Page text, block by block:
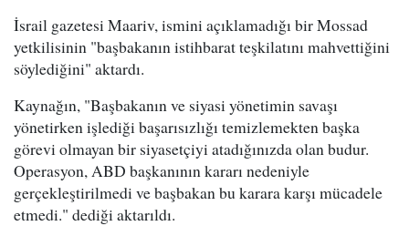
İsrail gazetesi Maariv, ismini açıklamadığı bir Mossad
yetkilisinin "başbakanın istihbarat teşkilatını mahvettiğini
söylediğini" aktardı.
Kaynağın, "Başbakanın ve siyasi yönetimin savaşı
yönetirken işlediği başarısızlığı temizlemekten başka
görevi olmayan bir siyasetçiyi atadığınızda olan budur.
Operasyon, ABD başkanının kararı nedeniyle
gerçekleştirilmedi ve başbakan bu karara karşı mücadele
etmedi." dediği aktarıldı.